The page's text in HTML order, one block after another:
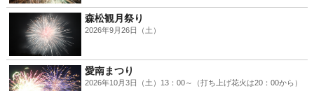
森松観月祭り
2026年9月26日（土）
愛南まつり
2026年10月3日（土）13：00～（打ち上げ花火は20：00から）